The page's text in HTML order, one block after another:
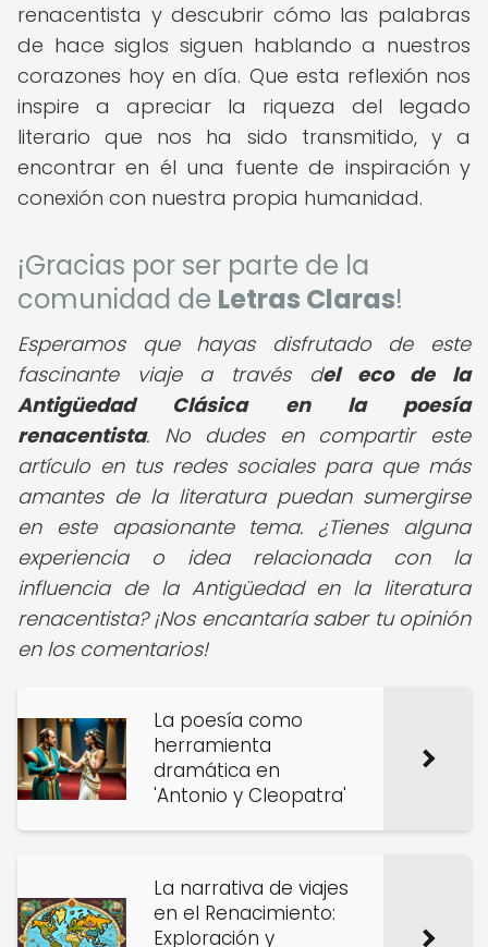
renacentista y descubrir cómo las palabras
de hace siglos siguen hablando a nuestros
corazones hoy en día. Que esta reflexión nos
inspire a apreciar la riqueza del legado
literario que nos ha sido transmitido, y a
encontrar en él una fuente de inspiración y
conexión con nuestra propia humanidad.
¡Gracias por ser parte de la
comunidad de Letras Claras!
Esperamos que hayas disfrutado de este
fascinante viaje a través del eco de la
Antigüedad Clásica en la poesía
renacentista. No dudes en compartir este
artículo en tus redes sociales para que más
amantes de la literatura puedan sumergirse
en este apasionante tema. ¿Tienes alguna
experiencia o idea relacionada con la
influencia de la Antigüedad en la literatura
renacentista? ¡Nos encantaría saber tu opinión
en los comentarios!
La poesía como
herramienta
dramática en
'Antonio y Cleopatra'
La narrativa de viajes
en el Renacimiento:
Exploración y